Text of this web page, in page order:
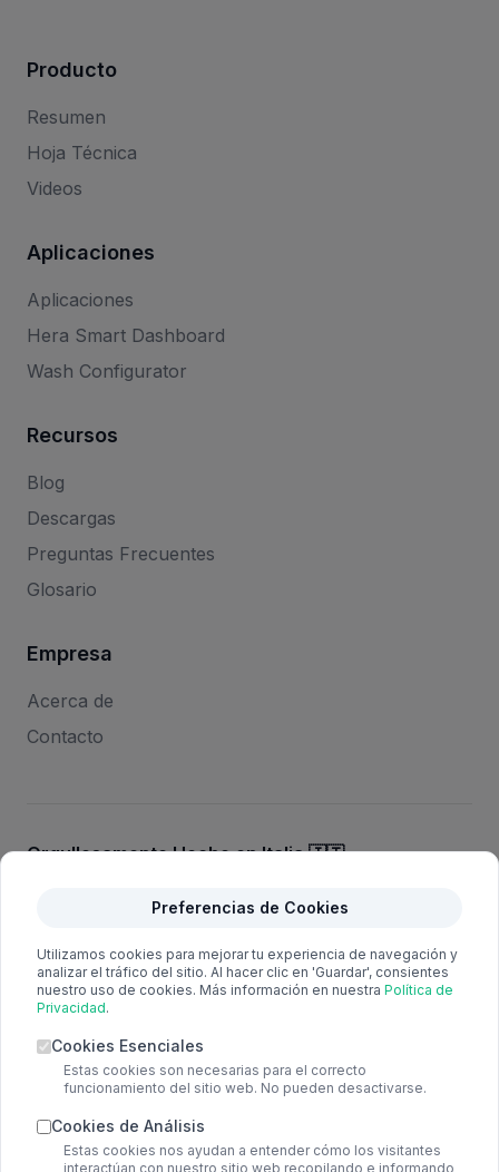
Producto
Resumen
Hoja Técnica
Videos
Aplicaciones
Aplicaciones
Hera Smart Dashboard
Wash Configurator
Recursos
Blog
Descargas
Preguntas Frecuentes
Glosario
Empresa
Acerca de
Contacto
Orgullosamente Hecho en Italia 🇮🇹
Italia. Excelencia italiana en electrónica industrial, operando
extremo cuidado y seguridad. Ninguno de tus datos
es accesible para nadie más que tú y siempre
cumplimos plenamente con el reglamento GDPR.
Preferencias de Cookies
Utilizamos cookies para mejorar tu experiencia de navegación y
analizar el tráfico del sitio. Al hacer clic en 'Guardar', consientes
nuestro uso de cookies. Más información en nuestra Política de
Privacidad.
Cookies Esenciales
Estas cookies son necesarias para el correcto
funcionamiento del sitio web. No pueden desactivarse.
Cookies de Análisis
Estas cookies nos ayudan a entender cómo los visitantes
interactúan con nuestro sitio web recopilando e informando